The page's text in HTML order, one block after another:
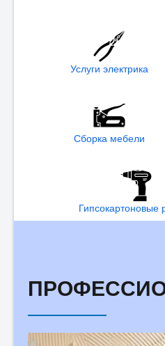
Услуги электрика
Сборка мебели
Гипсокартоновые